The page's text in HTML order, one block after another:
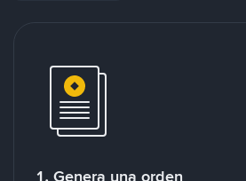
1. Genera una orden